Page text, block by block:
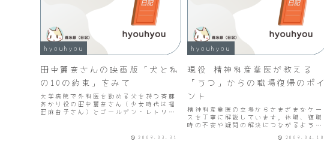
hyouhyou
田中麗奈さんの映画版「犬と私
の10の約束」をみて
大学病院で外科医を勤める父を持つ斉藤
あかり役の田中麗奈さん（少女時代は福
田麻由子さん）とゴールデン・レトリバ
んの願いをかなえたものです。そして犬
2009.03.31
hyouhyou
現役 精神科産業医が教える
「うつ」からの職場復帰のポイ
ント
精神科産業医の立場からさまざまなケー
スを丁寧に解説しています。休職、復職
時の不安や疑問の解決につながるようま
すことになりそうです。一般的な職場復
2009.04.10